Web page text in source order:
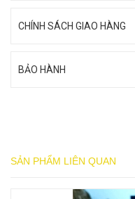
CHÍNH SÁCH GIAO HÀNG
BẢO HÀNH
SẢN PHẨM LIÊN QUAN